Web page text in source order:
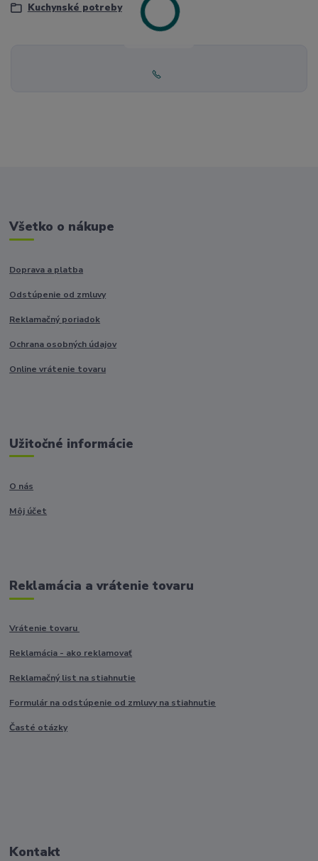
Kuchynské potreby
Všetko o nákupe
Doprava a platba
Odstúpenie od zmluvy
Reklamačný poriadok
Ochrana osobných údajov
Online vrátenie tovaru
Užitočné informácie
O nás
Môj účet
Reklamácia a vrátenie tovaru
Vrátenie tovaru
Reklamácia - ako reklamovať
Reklamačný list na stiahnutie
Formulár na odstúpenie od zmluvy na stiahnutie
Časté otázky
Kontakt